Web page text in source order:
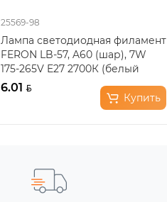
25569-98
Лампа светодиодная филамент
FERON LB-57, A60 (шар), 7W
175-265V E27 2700К (белый
теплый), рассеивате..
6.01
Купить